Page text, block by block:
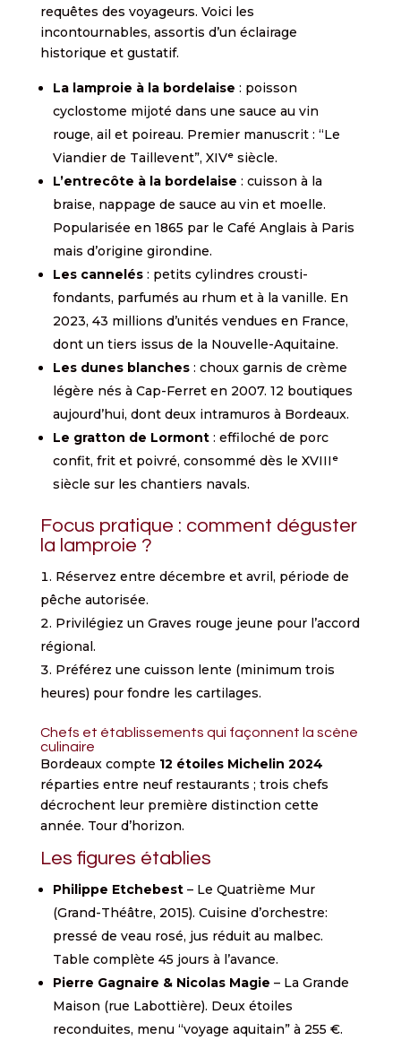
requêtes des voyageurs. Voici les
incontournables, assortis d’un éclairage
historique et gustatif.
La lamproie à la bordelaise : poisson
cyclostome mijoté dans une sauce au vin
rouge, ail et poireau. Premier manuscrit : “Le
Viandier de Taillevent”, XIVᵉ siècle.
L’entrecôte à la bordelaise : cuisson à la
braise, nappage de sauce au vin et moelle.
Popularisée en 1865 par le Café Anglais à Paris
mais d’origine girondine.
Les cannelés: petits cylindres crousti-
fondants, parfumés au rhum et à la vanille. En
2023, 43 millions d’unités vendues en France,
dont un tiers issus de la Nouvelle-Aquitaine.
Les dunes blanches: choux garnis de crème
légère nés à Cap-Ferret en 2007. 12 boutiques
aujourd’hui, dont deux intramuros à Bordeaux.
Le gratton de Lormont: effiloché de porc
confit, frit et poivré, consommé dès le XVIIIᵉ
siècle sur les chantiers navals.
Focus pratique : comment déguster
la lamproie ?
Réservez entre décembre et avril, période de
pêche autorisée.
Privilégiez un Graves rouge jeune pour l’accord
régional.
Préférez une cuisson lente (minimum trois
heures) pour fondre les cartilages.
Chefs et établissements qui façonnent la scène
culinaire
Bordeaux compte 12 étoiles Michelin 2024
réparties entre neuf restaurants ; trois chefs
décrochent leur première distinction cette
année. Tour d’horizon.
Les figures établies
Philippe Etchebest– Le Quatrième Mur
(Grand-Théâtre, 2015). Cuisine d’orchestre:
pressé de veau rosé, jus réduit au malbec.
Table complète 45 jours à l’avance.
Pierre Gagnaire & Nicolas Magie – La Grande
Maison (rue Labottière). Deux étoiles
reconduites, menu “voyage aquitain” à 255 €.